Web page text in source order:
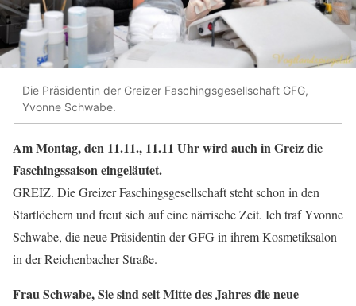
Die Präsidentin der Greizer Faschingsgesellschaft GFG,
Yvonne Schwabe.
Am Montag, den 11.11., 11.11 Uhr wird auch in Greiz die
Faschingssaison eingeläutet.
GREIZ. Die Greizer Faschingsgesellschaft steht schon in den
Startlöchern und freut sich auf eine närrische Zeit. Ich traf Yvonne
Schwabe, die neue Präsidentin der GFG in ihrem Kosmetiksalon
in der Reichenbacher Straße.
Frau Schwabe, Sie sind seit Mitte des Jahres die neue